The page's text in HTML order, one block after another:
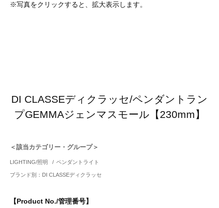
※写真をクリックすると、拡大表示します。
DI CLASSEディクラッセ/ペンダントラン
プGEMMAジェンマスモール【230mm】
＜該当カテゴリー・グループ＞
LIGHTING/照明 / ペンダントライト
ブランド別：DI CLASSEディクラッセ
【Product No./管理番号】